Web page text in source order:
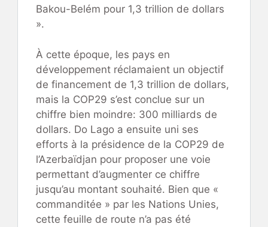
Bakou-Belém pour 1,3 trillion de dollars
».
À cette époque, les pays en
développement réclamaient un objectif
de financement de 1,3 trillion de dollars,
mais la COP29 s’est conclue sur un
chiffre bien moindre: 300 milliards de
dollars. Do Lago a ensuite uni ses
efforts à la présidence de la COP29 de
l’Azerbaïdjan pour proposer une voie
permettant d’augmenter ce chiffre
jusqu’au montant souhaité. Bien que «
commanditée » par les Nations Unies,
cette feuille de route n’a pas été